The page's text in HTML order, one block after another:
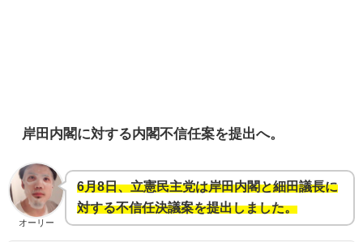
岸田内閣に対する内閣不信任案を提出へ。
オーリー
6月8日、立憲民主党は岸田内閣と細田議長に
対する不信任決議案を提出しました。